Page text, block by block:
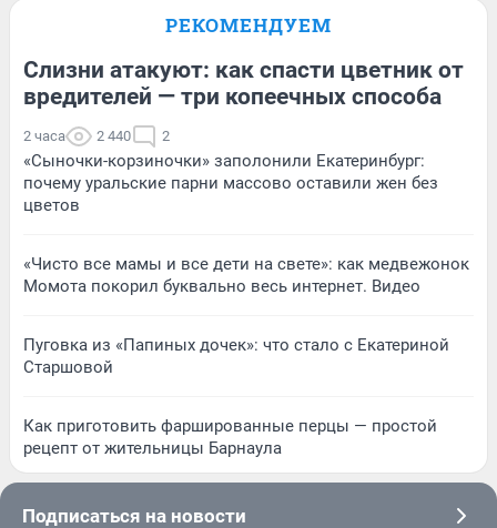
РЕКОМЕНДУЕМ
Слизни атакуют: как спасти цветник от
вредителей — три копеечных способа
2 часа 2 440 2
«Сыночки-корзиночки» заполонили Екатеринбург:
почему уральские парни массово оставили жен без
цветов
«Чисто все мамы и все дети на свете»: как медвежонок
Момота покорил буквально весь интернет. Видео
Пуговка из «Папиных дочек»: что стало с Екатериной
Старшовой
Как приготовить фаршированные перцы — простой
рецепт от жительницы Барнаула
Подписаться на новости